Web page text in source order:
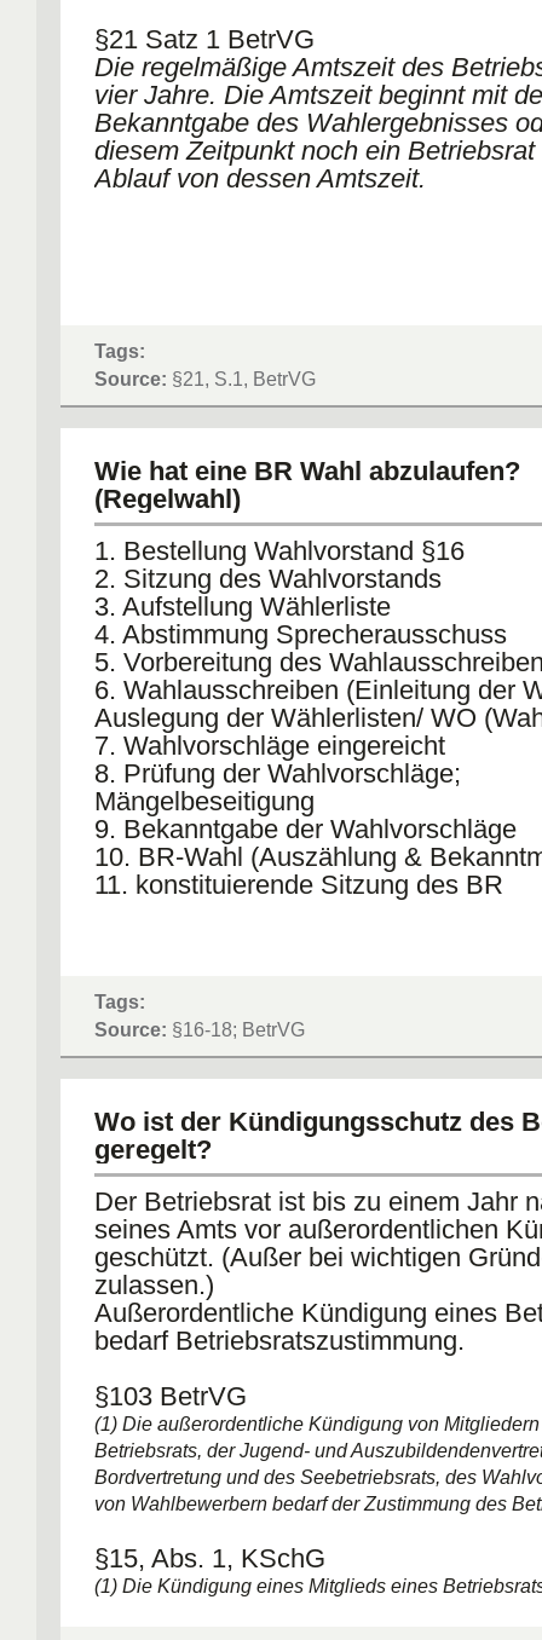
§21 Satz 1 BetrVG
Die regelmäßige Amtszeit des
vier Jahre. Die Amtszeit beginnt mit
Bekanntgabe des Wahlergebnisses
diesem Zeitpunkt noch ein
Ablauf von dessen Amtszeit.
Tags:
Source: §21, S.1, BetrVG
Wie hat eine BR Wahl abzulaufen?
(Regelwahl)
1. Bestellung Wahlvorstand §16
2. Sitzung des Wahlvorstands
3. Aufstellung Wählerliste
4. Abstimmung Sprecherausschuss
5. Vorbereitung des
6. Wahlausschreiben (Einleitung der
Auslegung der Wählerlisten/ WO
7. Wahlvorschläge eingereicht
8. Prüfung der Wahlvorschläge;
Mängelbeseitigung
9. Bekanntgabe der Wahlvorschläge
10. BR-Wahl (Auszählung &
11. konstituierende Sitzung des BR
Tags:
Source: §16-18; BetrVG
Wo ist der Kündigungsschutz des
geregelt?
Der Betriebsrat ist bis zu einem Jahr
seines Amts vor außerordentlichen
geschützt. (Außer bei wichtigen
zulassen.)
Außerordentliche Kündigung eines
bedarf Betriebsratszustimmung.
§103 BetrVG
(1) Die außerordentliche Kündigung von
Betriebsrats, der Jugend- und
Bordvertretung und des Seebetriebsrats, des
von Wahlbewerbern bedarf der Zustimmung des
§15, Abs. 1, KSchG
(1) Die Kündigung eines Mitglieds eines